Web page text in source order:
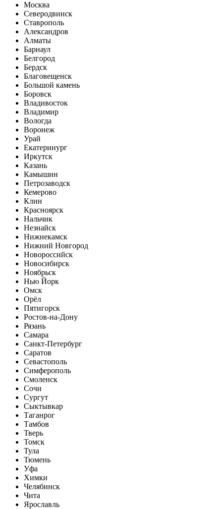
Москва
Cеверодвинск
Cтаврополь
Александров
Алматы
Барнаул
Белгород
Бердск
Благовещенск
Большой камень
Боровск
Владивосток
Владимир
Вологда
Воронеж
Урай
Екатеринург
Иркутск
Казань
Камышин
Петрозаводск
Кемерово
Клин
Красноярск
Нальчик
Незнайск
Нижнекамск
Нижний Новгород
Новороссийск
Новосибирск
Ноябрьск
Нью Йорк
Омск
Орёл
Пятигорск
Ростов-на-Дону
Рязань
Самара
Санкт-Петербург
Саратов
Севастополь
Симферополь
Смоленск
Сочи
Сургут
Сыктывкар
Таганрог
Тамбов
Тверь
Томск
Тула
Тюмень
Уфа
Химки
Челябинск
Чита
Ярославль